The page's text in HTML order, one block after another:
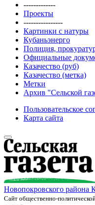
-------------
Проекты
----------------
Картинки с натуры
Кубаньэнерго
Полиция,
Официальные
Казачество (руб)
Казачество (метка)
Метки
Архив "Сельской
Пользовательское
Карта сайта
Новопокровского района
Cайт общественно-